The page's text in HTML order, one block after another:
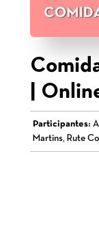
|
Participantes:
Martins, Rute